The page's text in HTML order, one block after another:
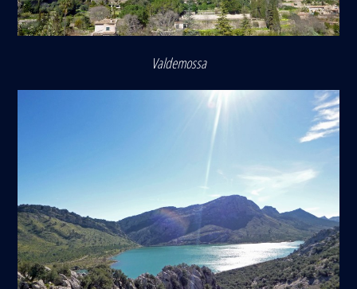
Valdemossa